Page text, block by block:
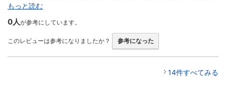
もっと読む
0人が参考にしています。
このレビューは参考になりましたか？ 参考になった
14件すべてみる